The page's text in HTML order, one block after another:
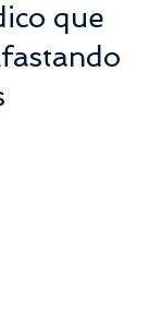
que